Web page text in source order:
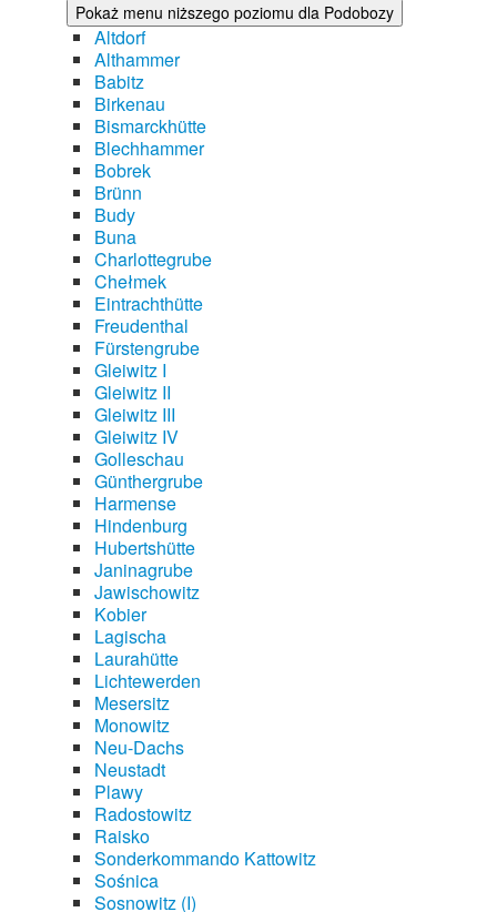
Pokaż menu niższego poziomu dla Podobozy
Altdorf
Althammer
Babitz
Birkenau
Bismarckhütte
Blechhammer
Bobrek
Brünn
Budy
Buna
Charlottegrube
Chełmek
Eintrachthütte
Freudenthal
Fürstengrube
Gleiwitz I
Gleiwitz II
Gleiwitz III
Gleiwitz IV
Golleschau
Günthergrube
Harmense
Hindenburg
Hubertshütte
Janinagrube
Jawischowitz
Kobier
Lagischa
Laurahütte
Lichtewerden
Mesersitz
Monowitz
Neu-Dachs
Neustadt
Plawy
Radostowitz
Raisko
Sonderkommando Kattowitz
Sośnica
Sosnowitz (I)